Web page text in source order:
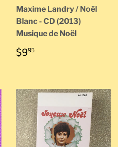
Maxime Landry / Noël
Blanc - CD (2013)
Musique de Noël
PRIX
RÉGULIER
$995